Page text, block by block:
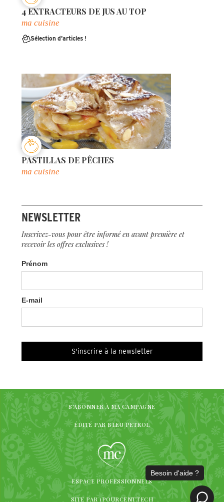
4 EXTRACTEURS DE JUS AU TOP
ma cuisine
Sélection d'articles !
PASTILLAS DE PÊCHES
ma cuisine
NEWSLETTER
Inscrivez-vous pour être informé en avant première et
recevoir les offres exclusives !
Prénom
E-mail
S'ABONNER À MA CAMPAGNE
ÉDITÉ PAR BLEU PETROL
ESPACE PROFESSIONNELS
SITE PAR 1POURCENT.TECH